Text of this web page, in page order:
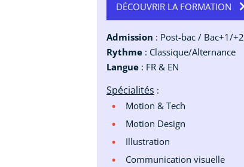
DÉCOUVRIR LA FORMATION
Admission : Post-bac / Bac+1/+2
Rythme : Classique/Alternance
Langue : FR & EN
Spécialités :
Motion & Tech
Motion Design
Illustration
Communication visuelle